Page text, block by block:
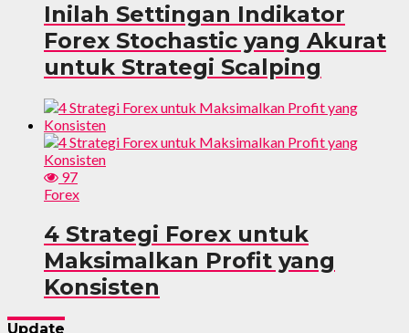
Inilah Settingan Indikator
Forex Stochastic yang Akurat
untuk Strategi Scalping
97
Forex
4 Strategi Forex untuk
Maksimalkan Profit yang
Konsisten
Update